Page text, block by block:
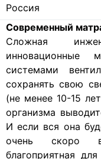
Россия
Современный
Cложная
инновационные
системами
сохранять свою
(не менее 10-15
организма
И если вся она
очень скоро
благоприятная